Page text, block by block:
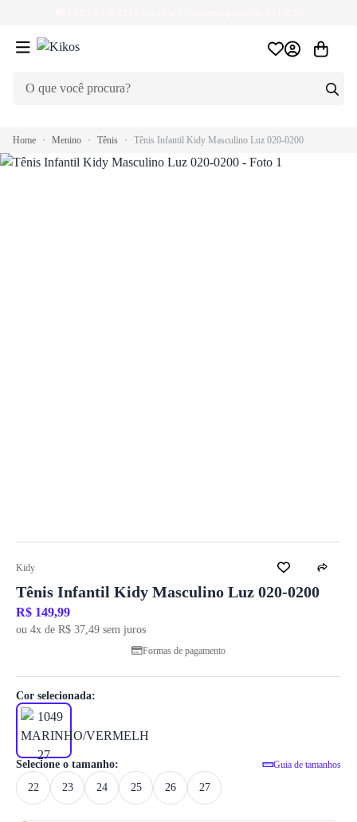
Home Menino Tênis Tênis Infantil Kidy Masculino Luz 020-0200
1/ 6
Kidy
Tênis Infantil Kidy Masculino Luz 020-0200
R$ 149,99
ou 4x de R$ 37,49 sem juros
Formas de pagamento
Selecione o tamanho: Guia de tamanhos
22 23 24 25 26 27
Cor selecionada: